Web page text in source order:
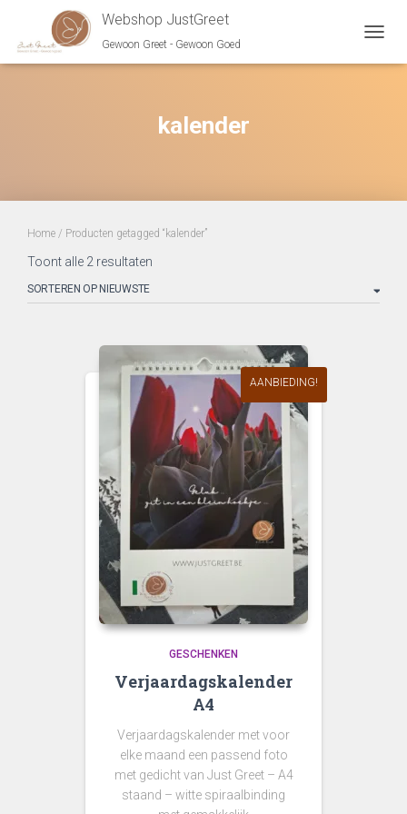
Webshop JustGreet
Gewoon Greet - Gewoon Goed
kalender
Home / Producten getagged “kalender”
Toont alle 2 resultaten
nieuwste
AANBIEDING!
GESCHENKEN
Verjaardagskalender
A4
Verjaardagskalender met voor
elke maand een passend foto
met gedicht van Just Greet – A4
staand – witte spiraalbinding